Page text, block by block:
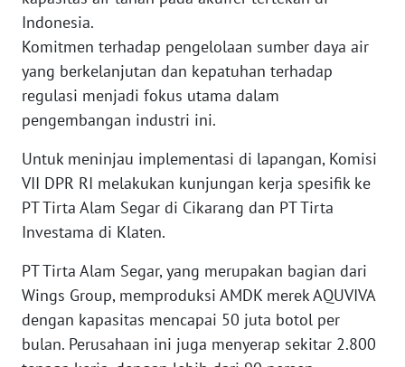
Indonesia.
Komitmen terhadap pengelolaan sumber daya air
yang berkelanjutan dan kepatuhan terhadap
regulasi menjadi fokus utama dalam
pengembangan industri ini.
Untuk meninjau implementasi di lapangan, Komisi
VII DPR RI melakukan kunjungan kerja spesifik ke
PT Tirta Alam Segar di Cikarang dan PT Tirta
Investama di Klaten.
PT Tirta Alam Segar, yang merupakan bagian dari
Wings Group, memproduksi AMDK merek AQUVIVA
dengan kapasitas mencapai 50 juta botol per
bulan. Perusahaan ini juga menyerap sekitar 2.800
SERAMBI
JAMBI
WN
WN
NTB
SULTENG
WN
SULBAR